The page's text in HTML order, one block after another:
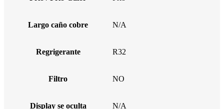
Largo caño cobre N/A
Regrigerante R32
Filtro NO
Display se oculta N/A